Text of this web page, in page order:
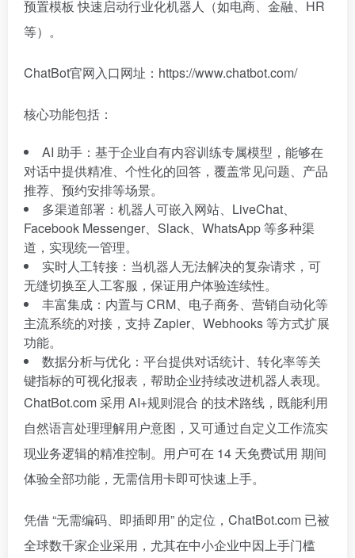
预置模板 快速启动行业化机器人（如电商、金融、HR
等）。
ChatBot官网入口网址：https://www.chatbot.com/
核心功能包括：
AI 助手：基于企业自有内容训练专属模型，能够在
对话中提供精准、个性化的回答，覆盖常见问题、产品
推荐、预约安排等场景。
多渠道部署：机器人可嵌入网站、LiveChat、
Facebook Messenger、Slack、WhatsApp 等多种渠
道，实现统一管理。
实时人工转接：当机器人无法解决的复杂请求，可
无缝切换至人工客服，保证用户体验连续性。
丰富集成：内置与 CRM、电子商务、营销自动化等
主流系统的对接，支持 Zapier、Webhooks 等方式扩展
功能。
数据分析与优化：平台提供对话统计、转化率等关
键指标的可视化报表，帮助企业持续改进机器人表现。
ChatBot.com 采用 AI+规则混合 的技术路线，既能利用
自然语言处理理解用户意图，又可通过自定义工作流实
现业务逻辑的精准控制。用户可在 14 天免费试用 期间
体验全部功能，无需信用卡即可快速上手。
凭借 “无需编码、即插即用” 的定位，ChatBot.com 已被
全球数千家企业采用，尤其在中小企业中因上手门槛